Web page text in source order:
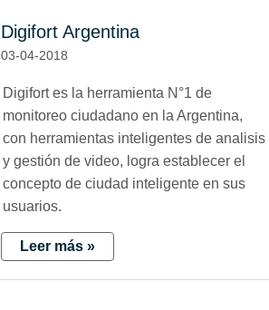
Digifort Argentina
03-04-2018
Digifort es la herramienta N°1 de
monitoreo ciudadano en la Argentina,
con herramientas inteligentes de analisis
y gestión de video, logra establecer el
concepto de ciudad inteligente en sus
usuarios.
Leer más »